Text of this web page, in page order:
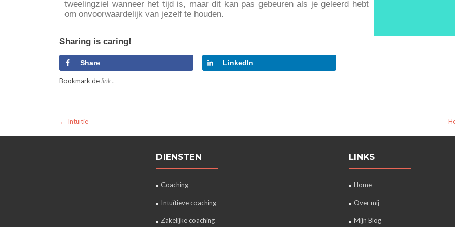
tweelingziel wanneer het tijd is, maar dit kan pas gebeuren als je geleerd hebt
om onvoorwaardelijk van jezelf te houden.
Sharing is caring!
Share LinkedIn
Bookmark delink.
← Intuïtie
DIENSTEN
Coaching
Intuïtieve coaching
Zakelijke coaching
LINKS
Home
Over mij
Mijn Blog